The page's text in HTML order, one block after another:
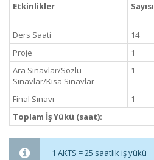
Etkinlikler Sayısı
Ders Saati
14
Proje
1
Ara Sınavlar/Sözlü
Sınavlar/Kısa Sınavlar
1
Final Sınavı 1
Toplam İş Yükü (saat):
1 AKTS = 25 saatlik iş yükü